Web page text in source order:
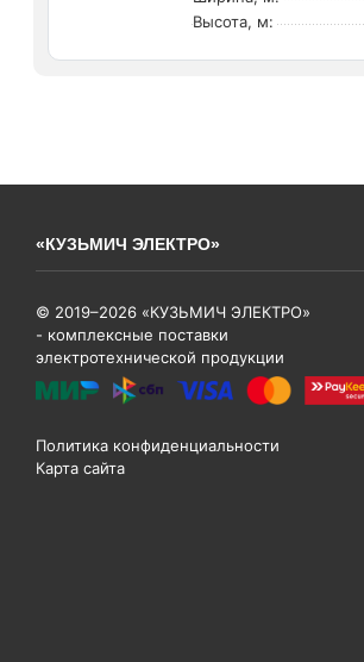
Высота, м:
«КУЗЬМИЧ ЭЛЕКТРО»
© 2019–2026 «КУЗЬМИЧ ЭЛЕКТРО»
- комплексные поставки
электротехнической продукции
Политика конфиденциальности
Карта сайта